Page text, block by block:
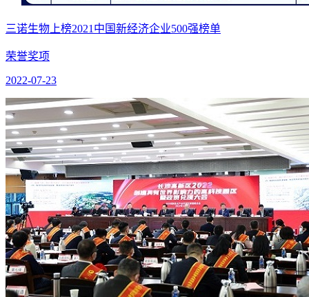
三诺生物上榜2021中国新经济企业500强榜单
荣誉奖项
2022-07-23